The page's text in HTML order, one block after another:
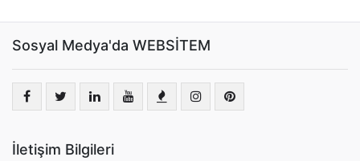
Sosyal Medya'da WEBSİTEM
İletişim Bilgileri